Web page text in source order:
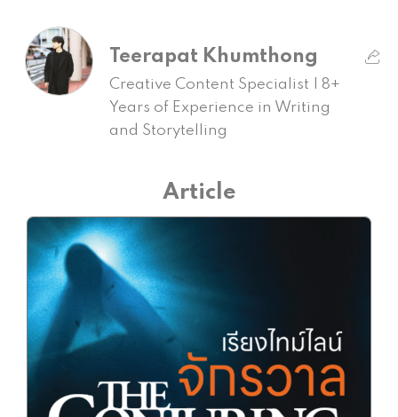
Teerapat Khumthong
Creative Content Specialist | 8+
Years of Experience in Writing
and Storytelling
Article